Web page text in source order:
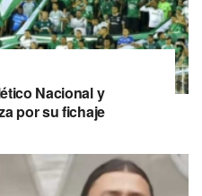
Nacional y
por su fichaje